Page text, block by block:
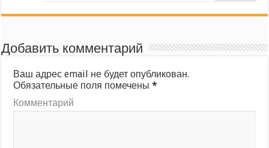
Добавить комментарий
Ваш адрес email не будет опубликован.
Обязательные поля помечены*
Комментарий